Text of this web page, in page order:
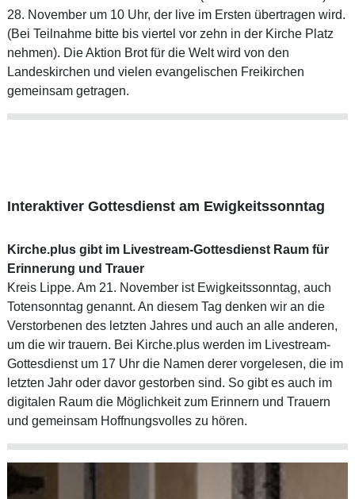
28. November um 10 Uhr, der live im Ersten übertragen wird.
(Bei Teilnahme bitte bis viertel vor zehn in der Kirche Platz
nehmen). Die Aktion Brot für die Welt wird von den
Landeskirchen und vielen evangelischen Freikirchen
gemeinsam getragen.
Interaktiver Gottesdienst am Ewigkeitssonntag
Kirche.plus gibt im Livestream-Gottesdienst Raum für
Erinnerung und Trauer
Kreis Lippe. Am 21. November ist Ewigkeitssonntag, auch
Totensonntag genannt. An diesem Tag denken wir an die
Verstorbenen des letzten Jahres und auch an alle anderen,
um die wir trauern. Bei Kirche.plus werden im Livestream-
Gottesdienst um 17 Uhr die Namen derer vorgelesen, die im
letzten Jahr oder davor gestorben sind. So gibt es auch im
digitalen Raum die Möglichkeit zum Erinnern und Trauern
und gemeinsam Hoffnungsvolles zu hören.